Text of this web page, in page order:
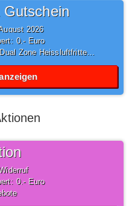
2026
0,- Euro
Zone Heissluftfritteuse
0,- Euro